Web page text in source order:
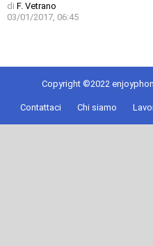
di F. Vetrano
03/01/2017, 06:45
Copyright ©2022
Contattaci Chi siamo